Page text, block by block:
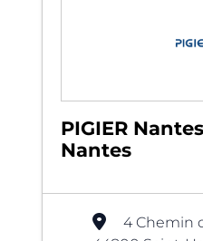
PIGIER
Nantes
4 Chemin